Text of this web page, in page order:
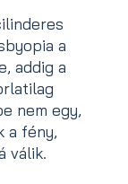
a
addig a
nem egy,
a fény,
válik.